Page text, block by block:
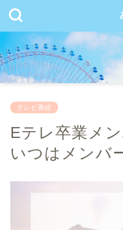
テレビ番組
Eテレ卒業メ
いつはメンバ